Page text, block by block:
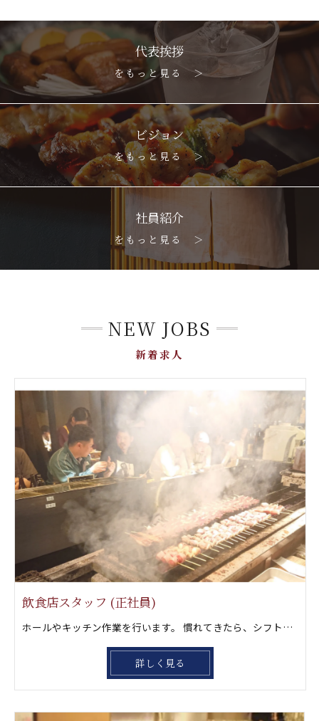
代表挨拶
をもっと見る ＞
ビジョン
をもっと見る ＞
社員紹介
をもっと見る ＞
新着求人
NEW JOBS
飲食店スタッフ (正社員)
ホールやキッチン作業を行います。 慣れてきたら、シフト管理や店舗全体の 運営にチャレンジしていきましょう。店長経験を積んでもらったら独立に向けて更にステップアップしましょう‼️ もちろん一緒に風林火山グループを大きくして行きたい方も大歓迎です。
詳しく見る